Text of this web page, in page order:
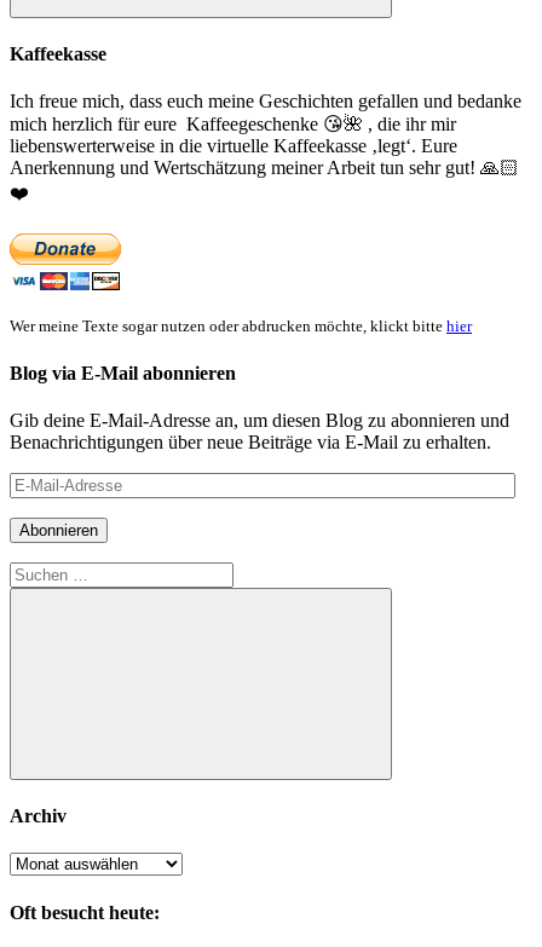
Suchen
Kaffeekasse
Ich freue mich, dass euch meine Geschichten gefallen und bedanke
mich herzlich für eure Kaffeegeschenke 😘🌺 , die ihr mir
liebenswerterweise in die virtuelle Kaffeekasse ‚legt‘. Eure
Anerkennung und Wertschätzung meiner Arbeit tun sehr gut! 🙏🏻
❤️
Wer meine Texte sogar nutzen oder abdrucken möchte, klickt bitte hier
Blog via E-Mail abonnieren
Gib deine E-Mail-Adresse an, um diesen Blog zu abonnieren und
Benachrichtigungen über neue Beiträge via E-Mail zu erhalten.
E-
Mail-
Adresse
Abonnieren
Suchen
nach:
Suchen
Archiv
Archiv
Oft besucht heute: